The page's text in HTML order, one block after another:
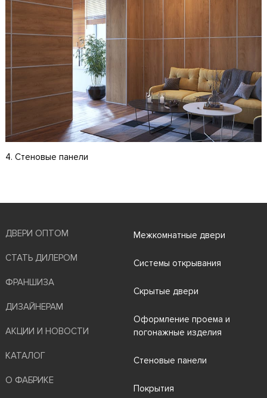
4. Стеновые панели
ДВЕРИ ОПТОМ
СТАТЬ ДИЛЕРОМ
ФРАНШИЗА
ДИЗАЙНЕРАМ
АКЦИИ И НОВОСТИ
КАТАЛОГ
О ФАБРИКЕ
Межкомнатные двери
Системы открывания
Скрытые двери
Оформление проема и
погонажные изделия
Стеновые панели
Покрытия